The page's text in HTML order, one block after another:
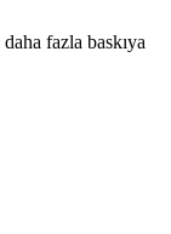
fazla baskıya